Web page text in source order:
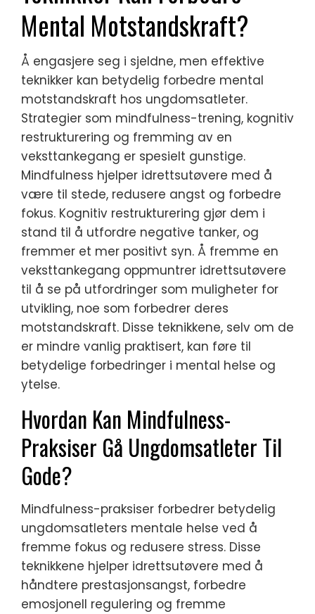
Mental Motstandskraft?
Å engasjere seg i sjeldne, men effektive
teknikker kan betydelig forbedre mental
motstandskraft hos ungdomsatleter.
Strategier som mindfulness-trening, kognitiv
restrukturering og fremming av en
veksttankegang er spesielt gunstige.
Mindfulness hjelper idrettsutøvere med å
være til stede, redusere angst og forbedre
fokus. Kognitiv restrukturering gjør dem i
stand til å utfordre negative tanker, og
fremmer et mer positivt syn. Å fremme en
veksttankegang oppmuntrer idrettsutøvere
til å se på utfordringer som muligheter for
utvikling, noe som forbedrer deres
motstandskraft. Disse teknikkene, selv om de
er mindre vanlig praktisert, kan føre til
betydelige forbedringer i mental helse og
ytelse.
Hvordan Kan Mindfulness-
Praksiser Gå Ungdomsatleter Til
Gode?
Mindfulness-praksiser forbedrer betydelig
ungdomsatleters mentale helse ved å
fremme fokus og redusere stress. Disse
teknikkene hjelper idrettsutøvere med å
håndtere prestasjonsangst, forbedre
emosjonell regulering og fremme